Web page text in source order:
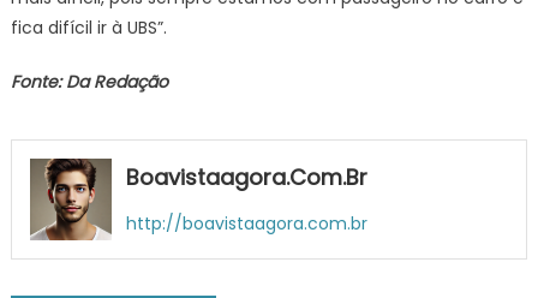
fica difícil ir à UBS”.
Fonte: Da Redação
Boavistaagora.com.br
http://boavistaagora.com.br